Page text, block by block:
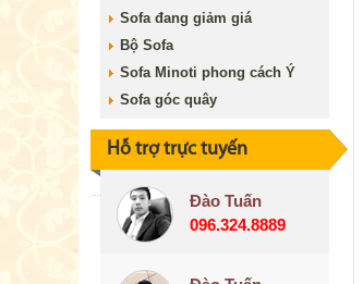
Sofa đang giảm giá
Bộ Sofa
Sofa Minoti phong cách Ý
Sofa góc quây
Hỗ trợ trực tuyến
Đào Tuấn
096.324.8889